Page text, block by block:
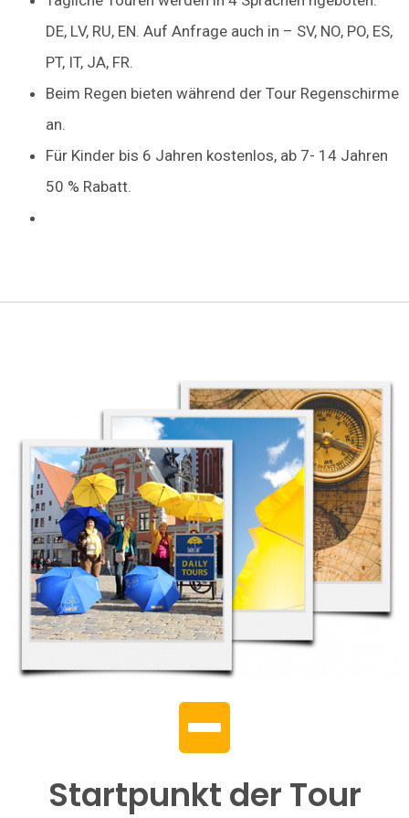
DE, LV, RU, EN. Auf Anfrage auch in – SV, NO, PO, ES,
PT, IT, JA, FR.
Beim Regen bieten während der Tour Regenschirme
an.
Für Kinder bis 6 Jahren kostenlos, ab 7- 14 Jahren
50 % Rabatt.
Startpunkt der Tour